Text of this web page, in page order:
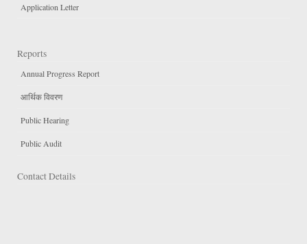
Application Letter
Reports
Annual Progress Report
आर्थिक विवरण
Public Hearing
Public Audit
Contact Details